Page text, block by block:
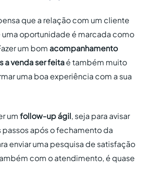
que a relação com um cliente
uma oportunidade é marcada como
um bom acompanhamento
a venda ser feitaé também muito
uma boa experiência com a sua
umfollow-up ágil, seja para avisar
após o fechamento da
enviar uma pesquisa de satisfação
com o atendimento, é quase